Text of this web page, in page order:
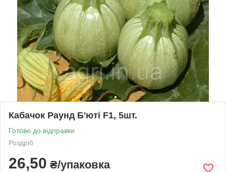
Кабачок Раунд Б'юті F1, 5шт.
Готово до відправки
Роздріб
26,50 ₴/упаковка